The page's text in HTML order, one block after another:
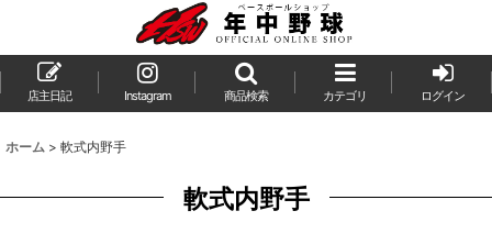
店主日記 Instagram 商品検索 カテゴリ ログイン
ホーム > 軟式内野手
軟式内野手